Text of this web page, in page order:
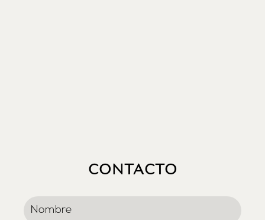
CONTACTO